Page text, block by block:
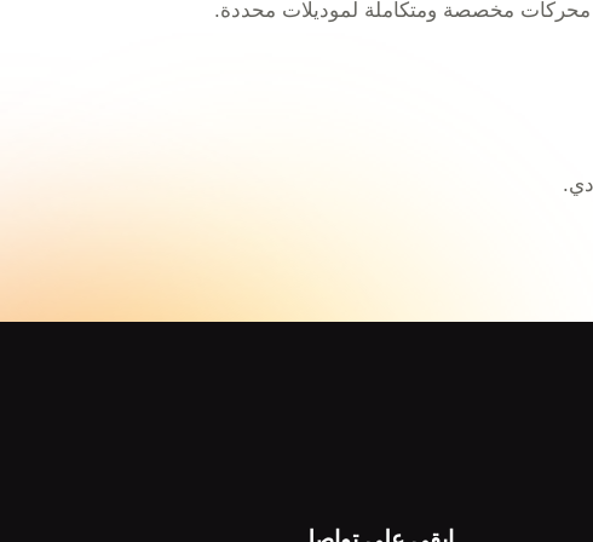
محركات مخصصة ومتكاملة لموديلات محددة.